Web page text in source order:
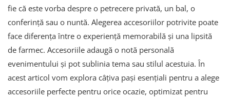
fie că este vorba despre o petrecere privată, un bal, o
conferință sau o nuntă. Alegerea accesoriilor potrivite poate
face diferența între o experiență memorabilă și una lipsită
de farmec. Accesoriile adaugă o notă personală
evenimentului și pot sublinia tema sau stilul acestuia. În
acest articol vom explora câțiva pași esențiali pentru a alege
accesoriile perfecte pentru orice ocazie, optimizat pentru